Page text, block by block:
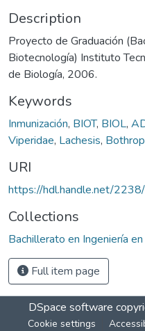
Description
Proyecto de Graduación
Biotecnología) Instituto
de Biología, 2006.
Keywords
Inmunización, BIOT, BIOL,
Viperidae, Lachesis,
URI
https://hdl.handle.net/
Collections
Bachillerato en Ingeniería
Full item page
DSpace software
Cookie settings